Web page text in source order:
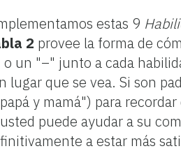
estas 9
2 provee la forma de
un "–" junto a cada
lugar que se vea. Si son
y mamá") para
puede ayudar a su
a estar más